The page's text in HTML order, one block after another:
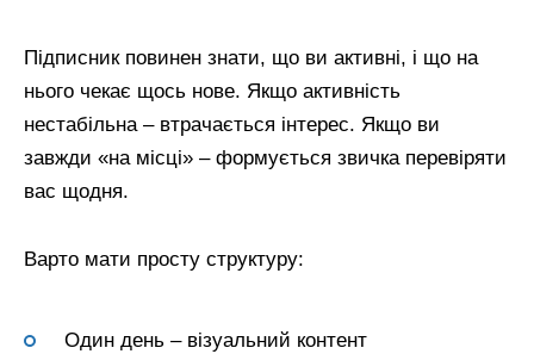
Підписник повинен знати, що ви активні, і що на
нього чекає щось нове. Якщо активність
нестабільна – втрачається інтерес. Якщо ви
завжди «на місці» – формується звичка перевіряти
вас щодня.
Варто мати просту структуру:
Один день – візуальний контент